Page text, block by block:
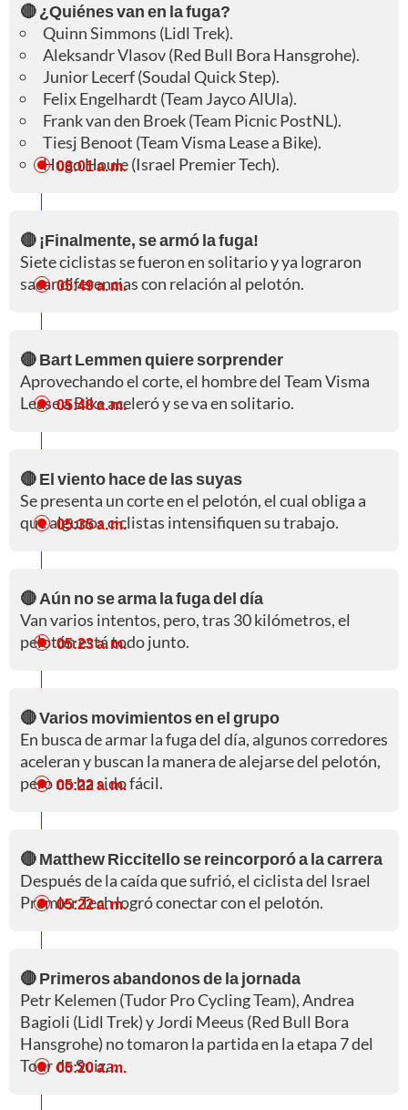
🔴 ¿Quiénes van en la fuga?
Quinn Simmons (Lidl Trek).
Aleksandr Vlasov (Red Bull Bora Hansgrohe).
Junior Lecerf (Soudal Quick Step).
Felix Engelhardt (Team Jayco AlUla).
Frank van den Broek (Team Picnic PostNL).
Tiesj Benoot (Team Visma Lease a Bike).
Hugo Houle (Israel Premier Tech).
06:01 a. m.
🔴 ¡Finalmente, se armó la fuga!
Siete ciclistas se fueron en solitario y ya lograron
sacar diferencias con relación al pelotón.
05:49 a. m.
🔴 Bart Lemmen quiere sorprender
Aprovechando el corte, el hombre del Team Visma
Lease a Bike aceleró y se va en solitario.
05:48 a. m.
🔴 El viento hace de las suyas
Se presenta un corte en el pelotón, el cual obliga a
que algunos ciclistas intensifiquen su trabajo.
05:35 a. m.
🔴 Aún no se arma la fuga del día
Van varios intentos, pero, tras 30 kilómetros, el
pelotón está todo junto.
05:23 a. m.
🔴 Varios movimientos en el grupo
En busca de armar la fuga del día, algunos corredores
aceleran y buscan la manera de alejarse del pelotón,
pero no ha sido fácil.
05:22 a. m.
🔴 Matthew Riccitello se reincorporó a la carrera
Después de la caída que sufrió, el ciclista del Israel
Premier Tech logró conectar con el pelotón.
05:22 a. m.
🔴 Primeros abandonos de la jornada
Petr Kelemen (Tudor Pro Cycling Team), Andrea
Bagioli (Lidl Trek) y Jordi Meeus (Red Bull Bora
Hansgrohe) no tomaron la partida en la etapa 7 del
Tour de Suiza.
05:20 a. m.